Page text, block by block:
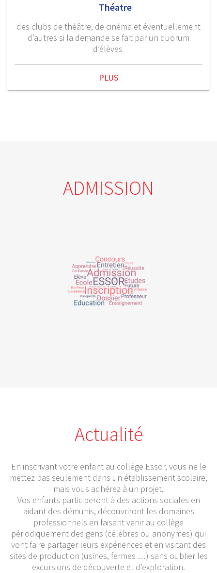
Théatre
des clubs de théâtre, de cinéma et éventuellement
d’autres si la demande se fait par un quorum
d’élèves
PLUS
ADMISSION
Actualité
En inscrivant votre enfant au collège Essor, vous ne le
mettez pas seulement dans un établissement scolaire,
mais vous adhérez à un projet.
Vos enfants participeront à des actions sociales en
aidant des démunis, découvriront les domaines
professionnels en faisant venir au collège
périodiquement des gens (célèbres ou anonymes) qui
vont faire partager leurs expériences et en visitant des
sites de production (usines, fermes …) sans oublier les
excursions de découverte et d’exploration.